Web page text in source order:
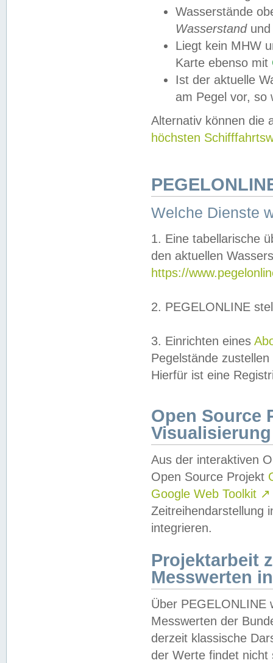
Wasserstände
Wasserstandund
Liegt kein MHW
Karte ebenso mit
Ist der aktuelle
am Pegel vor,
Alternativ können die
höchsten
Welche Dienste
1. Eine tabellarische
den aktuellen
https://
2. PEGELONLINE
3. Einrichten eines
Pegelstände
Hierfür ist eine
Open Source
Visualisierung
Aus der interaktiven
Open Source Projekt
Google Web Toolkit ↗
Zeitreihendarstellung
integrieren.
Projektarbeit
Messwerten
Über PEGELONLINE
Messwerten der
derzeit klassische
der Werte findet